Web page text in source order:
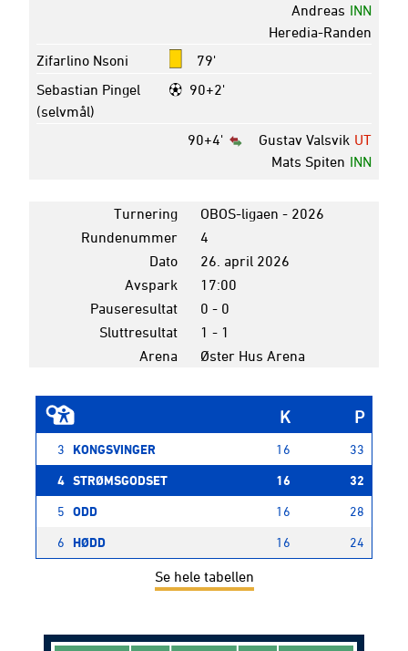
INN
Andreas
Heredia-Randen
79'
Zifarlino Nsoni
90+2'
Sebastian Pingel
(selvmål)
90+4'
UT
Gustav Valsvik
INN
Mats Spiten
Turnering
OBOS-ligaen - 2026
Rundenummer
4
Dato
26. april 2026
Avspark
17:00
Pauseresultat
0 - 0
Sluttresultat
1 - 1
Arena
Øster Hus Arena
K P
3 KONGSVINGER 16
33
4 STRØMSGODSET 16
32
5 ODD 16
28
6
HØDD 16 24
Se hele tabellen